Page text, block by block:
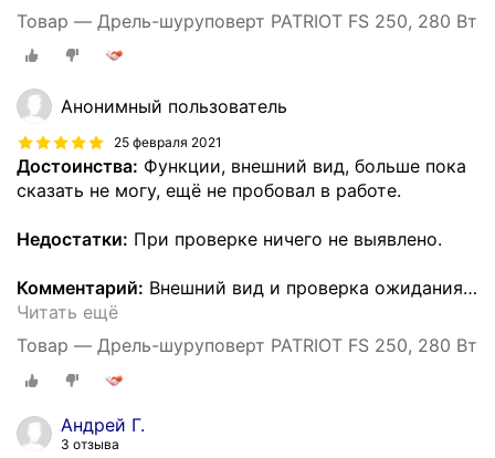
Товар — Дрель-шуруповерт PATRIOT FS 250, 280 Вт
Анонимный пользователь
25 февраля 2021
Достоинства: Функции, внешний вид, больше пока
сказать не могу, ещё не пробовал в работе.
Недостатки: При проверке ничего не выявлено.
Комментарий: Внешний вид и проверка ожидания…
Читать ещё
Товар — Дрель-шуруповерт PATRIOT FS 250, 280 Вт
Андрей Г.
3 отзыва